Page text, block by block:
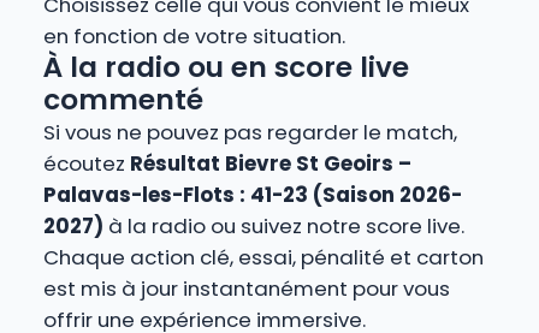
en fonction de votre situation.
À la radio ou en score live
commenté
Si vous ne pouvez pas regarder le match,
écoutez Résultat Bievre St Geoirs –
Palavas-les-Flots : 41-23 (Saison 2026-
2027) à la radio ou suivez notre score live.
Chaque action clé, essai, pénalité et carton
est mis à jour instantanément pour vous
offrir une expérience immersive.